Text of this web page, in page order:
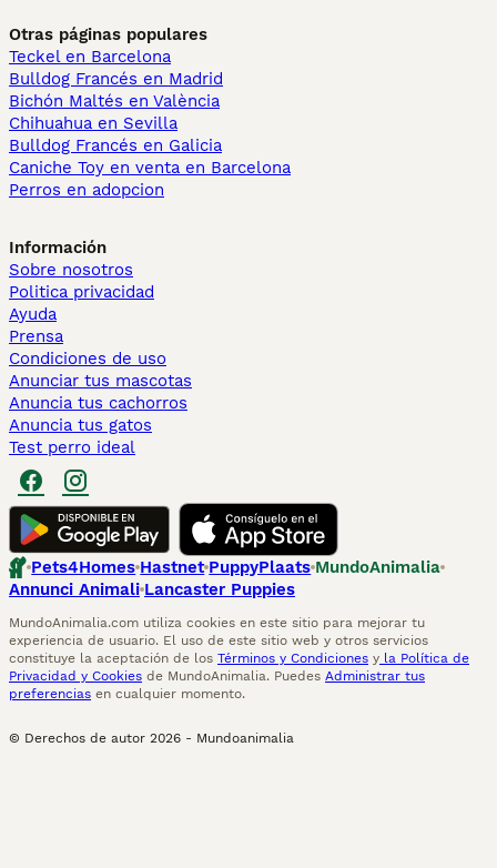
Otras páginas populares
Teckel en Barcelona
Bulldog Francés en Madrid
Bichón Maltés en València
Chihuahua en Sevilla
Bulldog Francés en Galicia
Caniche Toy en venta en Barcelona
Perros en adopcion
Información
Sobre nosotros
Politica privacidad
Ayuda
Prensa
Condiciones de uso
Anunciar tus mascotas
Anuncia tus cachorros
Anuncia tus gatos
Test perro ideal
Pets4Homes Hastnet PuppyPlaats MundoAnimalia
Annunci Animali Lancaster Puppies
MundoAnimalia.com utiliza cookies en este sitio para mejorar tu
experiencia de usuario. El uso de este sitio web y otros servicios
constituye la aceptación de los Términos y Condiciones y la Política de
Privacidad y Cookies de MundoAnimalia. Puedes Administrar tus
preferencias en cualquier momento.
© Derechos de autor 2026 - Mundoanimalia